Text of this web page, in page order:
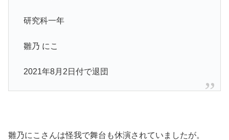
研究科一年
雛乃 にこ
2021年8月2日付で退団
雛乃にこさんは怪我で舞台も休演されていましたが。